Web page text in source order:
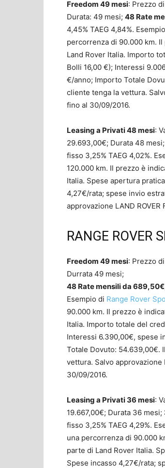
Freedom 49 mesi: Prezzo
Durata: 49 mesi; 48 Rate
4,45% TAEG 4,84%.
percorrenza di 90.000 km.
Land Rover Italia. Importo
Bolli 16,00 €); Interessi
€/anno; Importo Totale
cliente tenga la vettura.
fino al 30/09/2016.
Leasing a Privati 48 mesi:
29.693,00€; Durata 48 mesi;
fisso 3,25% TAEG 4,02%.
120.000 km. Il prezzo è
Italia. Spese apertura
4,27€/rata; spese invio
approvazione LAND ROVER
RANGE ROVER
Freedom 49 mesi: Prezzo
Durrata 49 mesi;
48 Rate mensili da 689,50€
Esempio di Range Rover
90.000 km. Il prezzo è
Italia. Importo totale del
Interessi 6.390,00€, spese
Totale Dovuto: 54.639,00€.
vettura. Salvo approvazione
30/09/2016.
Leasing a Privati 36 mesi:
19.667,00€; Durata 36 mesi;
fisso 3,25% TAEG 4,29%.
una percorrenza di 90.000
parte di Land Rover Italia.
Spese incasso 4,27€/rata;